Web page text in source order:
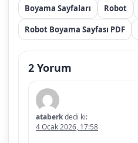
Boyama Sayfaları Robot
Robot Boyama Sayfası PDF
2 Yorum
ataberkdedi ki:
4 Ocak 2026, 17:58